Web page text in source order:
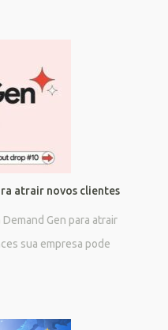
atrair novos clientes
Gen para atrair
sua empresa pode